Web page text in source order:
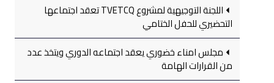
اللجنة التوجيهية لمشروع TVETCQ تعقد اجتماعها
التحضيري للحفل الختامي
مجلس امناء خضوري يعقد اجتماعه الدوري ويتخذ عدد
من القرارات الهامة